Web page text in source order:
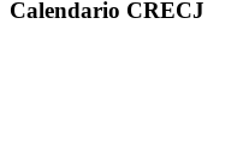
Calendario CRECJ